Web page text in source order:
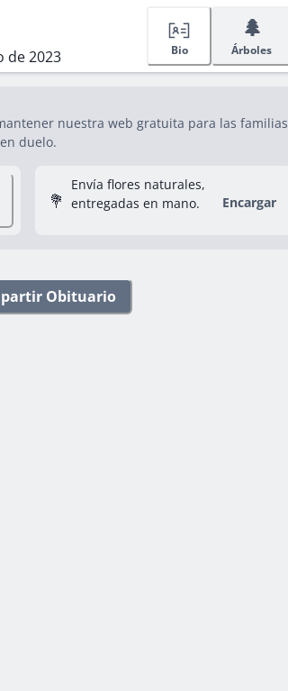
de 2023 Bio
🌲
Árboles
nuestra web gratuita para las familias
en duelo.
💐
Envía flores naturales,
entregadas en mano.
Encargar
Obituario